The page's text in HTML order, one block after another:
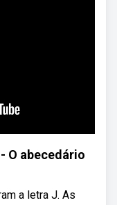
O abecedário
a letra J. As